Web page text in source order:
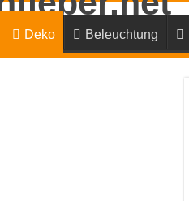
Deko Beleuchtung